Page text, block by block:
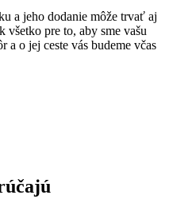
a jeho dodanie môže trvať aj
pre to, aby sme vašu
a o jej ceste vás budeme včas